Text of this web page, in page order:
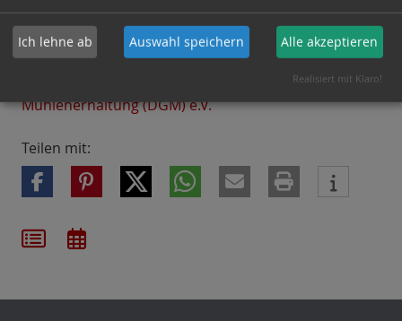
Veranstaltungsort:
Bundesweit
Veranstalter:
Deutsche Gesellschaft für Mühlenkunde und
Mühlenerhaltung (DGM) e.V.
Teilen mit:
Ich lehne ab Auswahl speichern Alle akzeptieren
Realisiert mit Klaro!